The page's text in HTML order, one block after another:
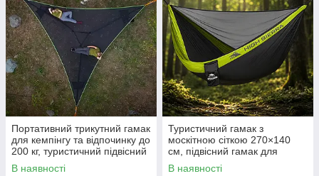
Портативний трикутний гамак
для кемпінгу та відпочинку до
200 кг, туристичний підвісний
гамак
В наявності
Туристичний гамак з
москітною сіткою 270×140
см, підвісний гамак для
кемпінгу Чорно-зелений
В наявності